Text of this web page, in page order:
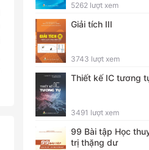
5262 lượt xem
Giải tích III
3743 lượt xem
Thiết kế IC tương
3491 lượt xem
99 Bài tập Học
trị thặng dư